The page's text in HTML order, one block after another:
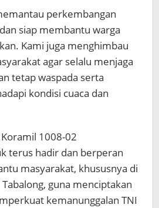
perkembangan
siap membantu warga
Kami juga menghimbau
agar selalu menjaga
tetap waspada serta
kondisi cuaca dan
1008-02
terus hadir dan berperan
masyarakat, khususnya di
guna menciptakan
kemanunggalan TNI